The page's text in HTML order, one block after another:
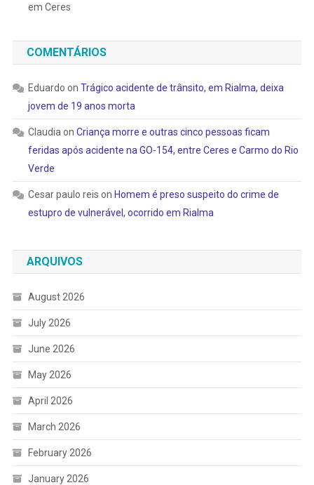
em Ceres
COMENTÁRIOS
Eduardo on Trágico acidente de trânsito, em Rialma, deixa
jovem de 19 anos morta
Claudia on Criança morre e outras cinco pessoas ficam
feridas após acidente na GO-154, entre Ceres e Carmo do Rio
Verde
Cesar paulo reis on Homem é preso suspeito do crime de
estupro de vulnerável, ocorrido em Rialma
ARQUIVOS
August 2026
July 2026
June 2026
May 2026
April 2026
March 2026
February 2026
January 2026